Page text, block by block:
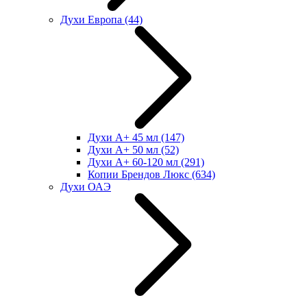
Духи Европа (44)
Духи А+ 45 мл (147)
Духи А+ 50 мл (52)
Духи А+ 60-120 мл (291)
Копии Брендов Люкс (634)
Духи ОАЭ